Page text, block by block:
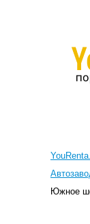
Южное